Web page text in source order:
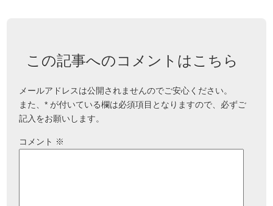
この記事へのコメントはこちら
メールアドレスは公開されませんのでご安心ください。
また、* が付いている欄は必須項目となりますので、必ずご
記入をお願いします。
コメント ※